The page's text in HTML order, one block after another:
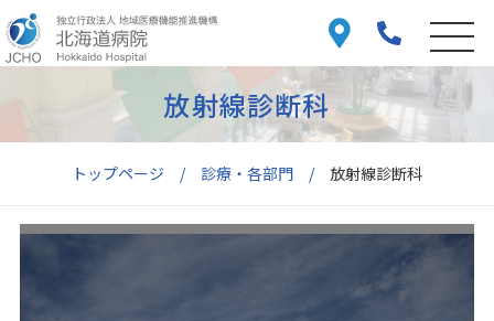
トップページ 診療・各部門 放射線診断科
放射線診断科